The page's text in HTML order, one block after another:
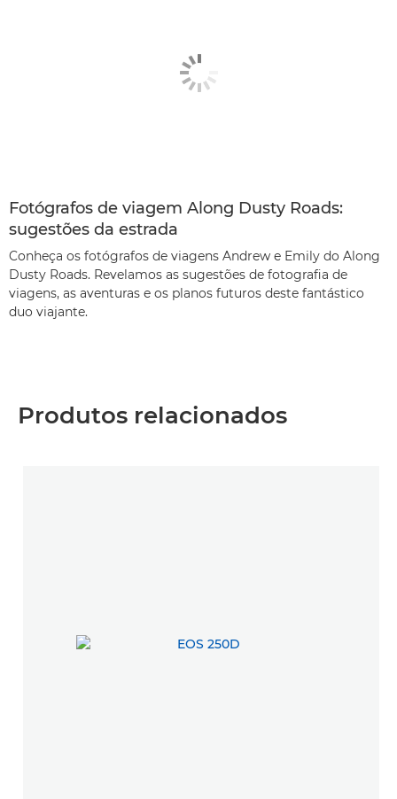
Fotógrafos de viagem Along Dusty Roads:
sugestões da estrada
Conheça os fotógrafos de viagens Andrew e Emily do Along
Dusty Roads. Revelamos as sugestões de fotografia de
viagens, as aventuras e os planos futuros deste fantástico
duo viajante.
Produtos relacionados